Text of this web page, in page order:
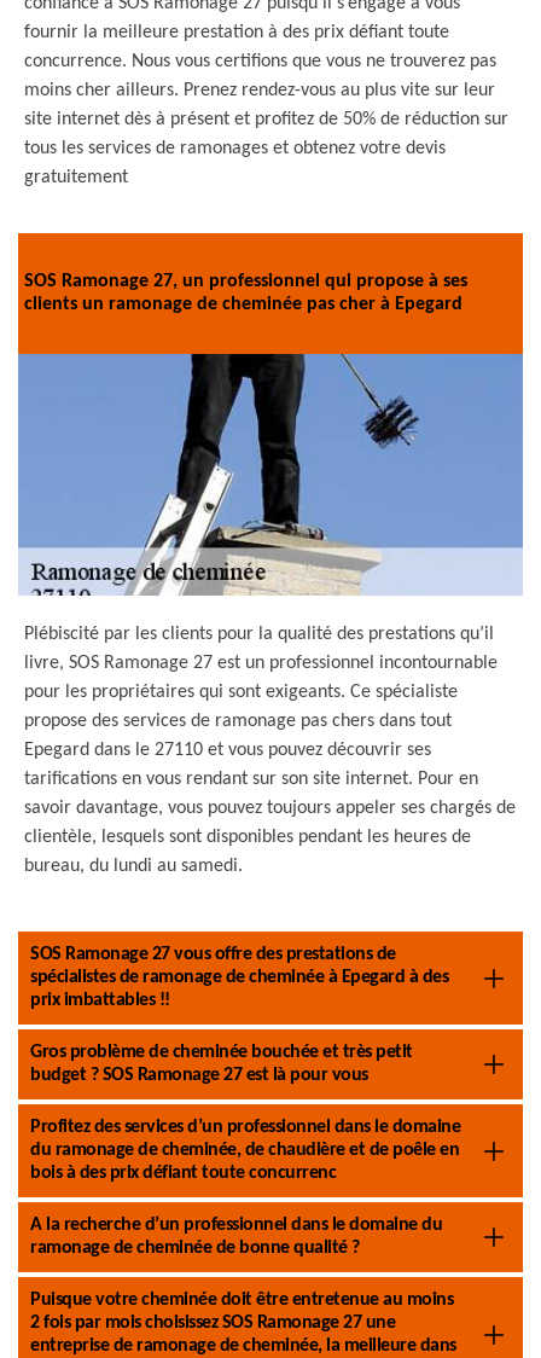
fournir la meilleure prestation à des prix défiant toute
concurrence. Nous vous certifions que vous ne trouverez pas
moins cher ailleurs. Prenez rendez-vous au plus vite sur leur
site internet dès à présent et profitez de 50% de réduction sur
tous les services de ramonages et obtenez votre devis
gratuitement
SOS Ramonage 27, un professionnel qui propose à ses
clients un ramonage de cheminée pas cher à Epegard
Plébiscité par les clients pour la qualité des prestations qu’il
livre, SOS Ramonage 27 est un professionnel incontournable
pour les propriétaires qui sont exigeants. Ce spécialiste
propose des services de ramonage pas chers dans tout
Epegard dans le 27110 et vous pouvez découvrir ses
tarifications en vous rendant sur son site internet. Pour en
savoir davantage, vous pouvez toujours appeler ses chargés de
clientèle, lesquels sont disponibles pendant les heures de
bureau, du lundi au samedi.
SOS Ramonage 27 vous offre des prestations de
spécialistes de ramonage de cheminée à Epegard à des
prix imbattables !!
Gros problème de cheminée bouchée et très petit
budget ? SOS Ramonage 27 est là pour vous
Profitez des services d’un professionnel dans le domaine
du ramonage de cheminée, de chaudière et de poêle en
bois à des prix défiant toute concurrenc
A la recherche d’un professionnel dans le domaine du
ramonage de cheminée de bonne qualité ?
Puisque votre cheminée doit être entretenue au moins
2 fois par mois choisissez SOS Ramonage 27 une
entreprise de ramonage de cheminée, la meilleure dans